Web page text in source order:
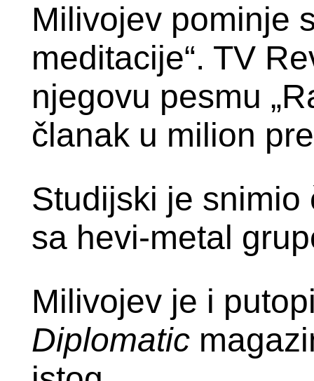
Milivojev pominje
meditacije“. TV
njegovu pesmu
članak u milion
Studijski je
sa hevi-metal
Milivojev je i
Diplomatic